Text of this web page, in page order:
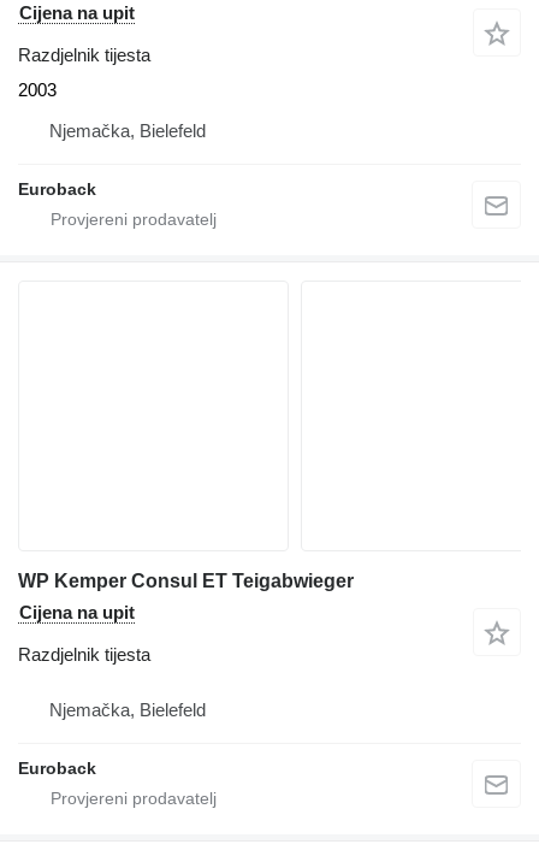
Cijena na upit
Razdjelnik tijesta
2003
Njemačka, Bielefeld
Euroback
WP Kemper Consul ET Teigabwieger
Cijena na upit
Razdjelnik tijesta
Njemačka, Bielefeld
Euroback